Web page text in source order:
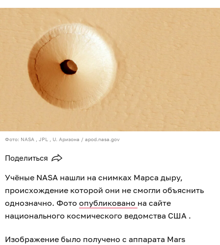
Фото: NASA , JPL , U. Аризона / apod.nasa.gov
Поделиться
Учёные NASA нашли на снимках Марса дыру,
происхождение которой они не смогли объяснить
однозначно. Фото опубликовано на сайте
национального космического ведомства США .
Изображение было получено с аппарата Mars